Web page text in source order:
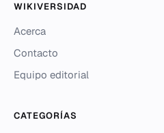
WIKIVERSIDAD
Acerca
Contacto
Equipo editorial
CATEGORÍAS